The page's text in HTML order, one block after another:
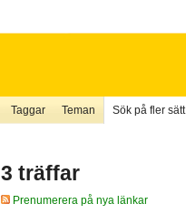
Taggar Teman Sök på fler sätt
3 träffar
Prenumerera på nya länkar